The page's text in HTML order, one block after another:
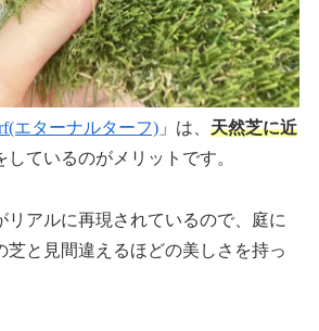
エターナルターフ) 」は、天然芝に近
しているのがメリットです。
リアルに再現されているので、庭に
芝と見間違えるほどの美しさを持っ